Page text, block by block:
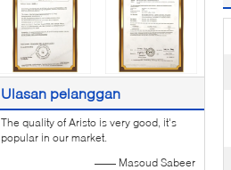
Ulasan pelanggan
The quality of Aristo is very good, it's
popular in our market.
—— Masoud Sabeer